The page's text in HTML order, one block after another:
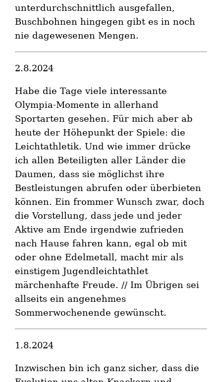
unterdurchschnittlich ausgefallen,
Buschbohnen hingegen gibt es in noch
nie dagewesenen Mengen.
2.8.2024
Habe die Tage viele interessante
Olympia-Momente in allerhand
Sportarten gesehen. Für mich aber ab
heute der Höhepunkt der Spiele: die
Leichtathletik. Und wie immer drücke
ich allen Beteiligten aller Länder die
Daumen, dass sie möglichst ihre
Bestleistungen abrufen oder überbieten
können. Ein frommer Wunsch zwar, doch
die Vorstellung, dass jede und jeder
Aktive am Ende irgendwie zufrieden
nach Hause fahren kann, egal ob mit
oder ohne Edelmetall, macht mir als
einstigem Jugendleichtathlet
märchenhafte Freude. // Im Übrigen sei
allseits ein angenehmes
Sommerwochenende gewünscht.
1.8.2024
Inzwischen bin ich ganz sicher, dass die